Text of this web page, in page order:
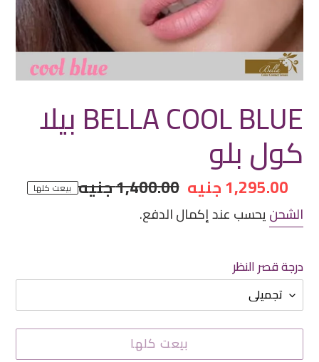
BELLA COOL BLUE بيلا
كول بلو
سعر
مخفض
1,295.00 جنيه سعر
عادي
1,400.00 جنيه بيعت كلها
الشحن يحسب عند إكمال الدفع.
درجة قصر النظر
بيعت كلها